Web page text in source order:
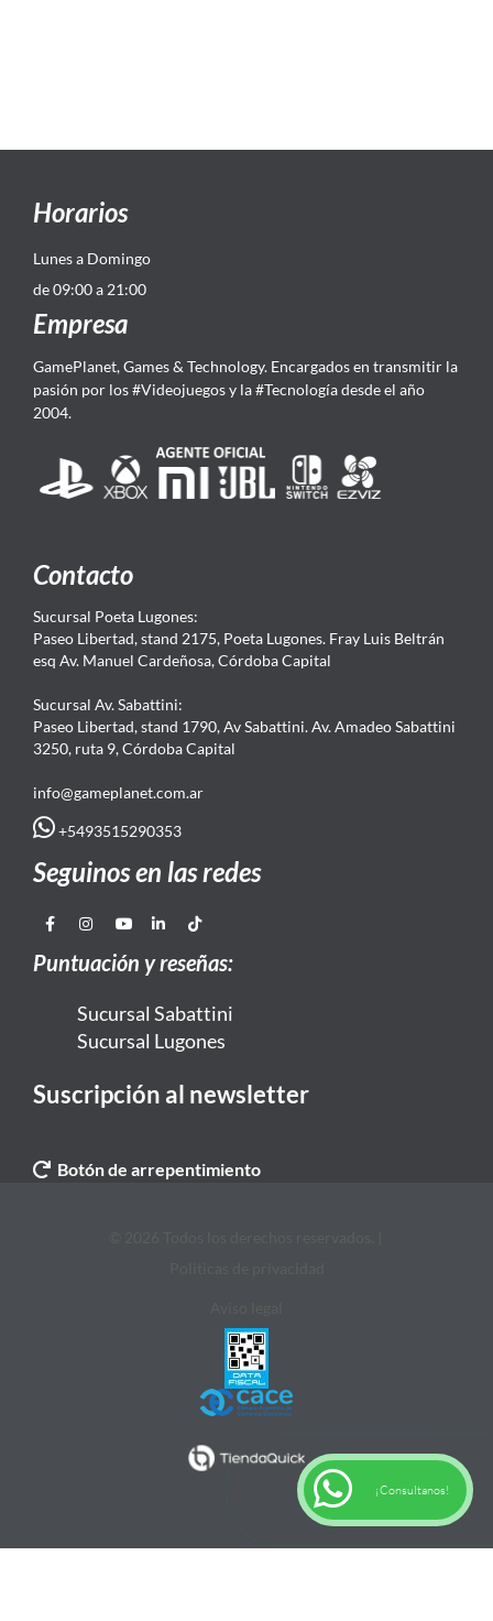
Horarios
Lunes a Domingo
de 09:00 a 21:00
Empresa
GamePlanet, Games & Technology. Encargados en transmitir la
pasión por los #Videojuegos y la #Tecnología desde el año
2004.
Contacto
Sucursal Poeta Lugones:
Paseo Libertad, stand 2175, Poeta Lugones. Fray Luis Beltrán
esq Av. Manuel Cardeñosa, Córdoba Capital
Sucursal Av. Sabattini:
Paseo Libertad, stand 1790, Av Sabattini. Av. Amadeo Sabattini
3250, ruta 9, Córdoba Capital
info@gameplanet.com.ar
+5493515290353
Seguinos en las redes
Puntuación y reseñas:
Sucursal Sabattini
Sucursal Lugones
Suscripción al newsletter
Botón de arrepentimiento
¡Consultanos!